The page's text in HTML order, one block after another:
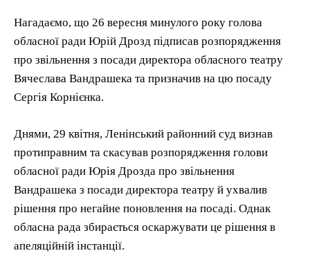
Нагадаємо, що 26 вересня минулого року голова
обласної ради Юрій Дрозд підписав розпорядження
про звільнення з посади директора обласного театру
Вячеслава Вандрашека та призначив на цю посаду
Сергія Корнієнка.
Днями, 29 квітня, Ленінський районний суд визнав
протиправним та скасував розпорядження голови
обласної ради Юрія Дрозда про звільнення
Вандрашека з посади директора театру й ухвалив
рішення про негайне поновлення на посаді. Однак
обласна рада збирається оскаржувати це рішення в
апеляційній інстанції.